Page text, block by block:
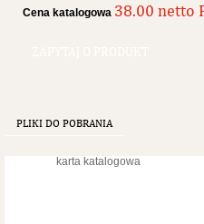
Cena katalogowa 38.00 netto
PLIKI DO POBRANIA
karta katalogowa